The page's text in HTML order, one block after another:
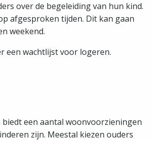
over de begeleiding van hun kind.
afgesproken tijden. Dit kan gaan
weekend.
een wachtlijst voor logeren.
biedt een aantal woonvoorzieningen
zijn. Meestal kiezen ouders